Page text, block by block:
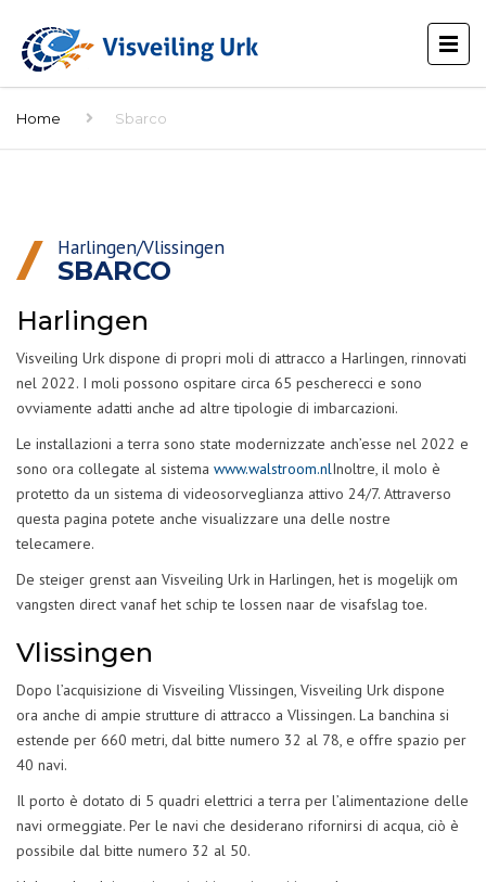
Home Sbarco
Harlingen/Vlissingen
SBARCO
Harlingen
Visveiling Urk dispone di propri moli di attracco a Harlingen, rinnovati
nel 2022. I moli possono ospitare circa 65 pescherecci e sono
ovviamente adatti anche ad altre tipologie di imbarcazioni.
Le installazioni a terra sono state modernizzate anch’esse nel 2022 e
sono ora collegate al sistema www.walstroom.nlInoltre, il molo è
protetto da un sistema di videosorveglianza attivo 24/7. Attraverso
questa pagina potete anche visualizzare una delle nostre
telecamere.
De steiger grenst aan Visveiling Urk in Harlingen, het is mogelijk om
vangsten direct vanaf het schip te lossen naar de visafslag toe.
Vlissingen
Dopo l’acquisizione di Visveiling Vlissingen, Visveiling Urk dispone
ora anche di ampie strutture di attracco a Vlissingen. La banchina si
estende per 660 metri, dal bitte numero 32 al 78, e offre spazio per
40 navi.
Il porto è dotato di 5 quadri elettrici a terra per l’alimentazione delle
navi ormeggiate. Per le navi che desiderano rifornirsi di acqua, ciò è
possibile dal bitte numero 32 al 50.